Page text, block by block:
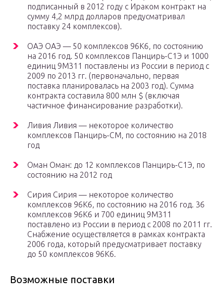
подписанный в 2012 году с Ираком контракт на
сумму 4,2 млрд долларов предусматривал
поставку 24 комплексов).
ОАЭ ОАЭ — 50 комплексов 96К6, по состоянию
на 2016 год. 50 комплексов Панцирь-С1Э и 1000
единиц 9М311 поставлены из России в период с
2009 по 2013 гг. (первоначально, первая
поставка планировалась на 2003 год). Сумма
контракта составила 800 млн $ (включая
частичное финансирование разработки).
Ливия Ливия — некоторое количество
комплексов Панцирь-СМ, по состоянию на 2018
год
Оман Оман: до 12 комплексов Панцирь-С1Э, по
состоянию на 2012 год
Сирия Сирия — некоторое количество
комплексов 96К6, по состоянию на 2016 год. 36
комплексов 96К6 и 700 единиц 9М311
поставлено из России в период с 2008 по 2011 гг.
Снабжение осуществляется в рамках контракта
2006 года, который предусматривает поставку
до 50 комплексов 96К6.
Возможные поставки